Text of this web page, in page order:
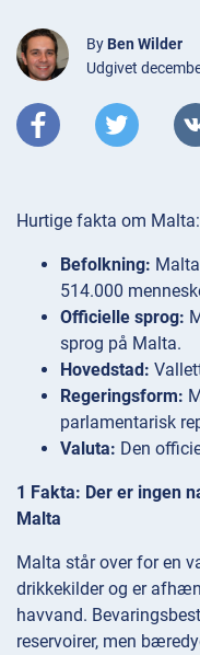
By Ben Wilder
Udgivet
Hurtige fakta om Malta:
Befolkning:
514.000
Officielle sprog:
sprog på Malta.
Hovedstad:
Regeringsform:
parlamentarisk
Valuta: Den
1 Fakta: Der er ingen
Malta
Malta står over for en
drikkekilder og er
havvand.
reservoirer, men